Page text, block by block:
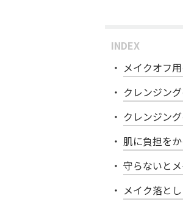
INDEX
メイクオフ
クレンジン
クレンジン
肌に負担を
守らないと
メイク落と